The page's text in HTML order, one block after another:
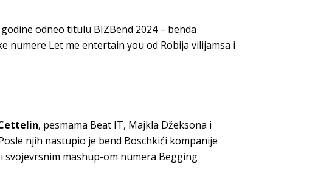
odneo titulu BIZBend 2024 – benda
numere Let me entertain you od Robija vilijamsa i
, pesmama Beat IT, Majkla Džeksona i
njih nastupio je bend Boschkići kompanije
svojevrsnim mashup-om numera Begging